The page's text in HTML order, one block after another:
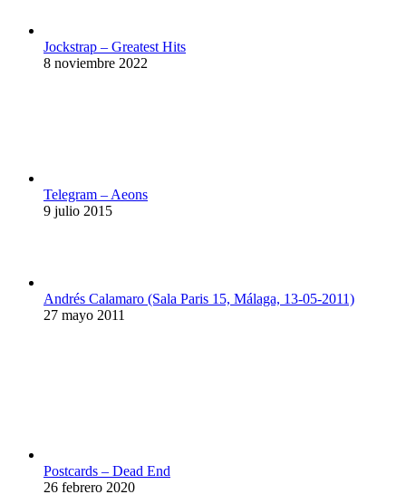
Jockstrap – Greatest Hits
8 noviembre 2022
Telegram – Aeons
9 julio 2015
Andrés Calamaro (Sala Paris 15, Málaga, 13-05-2011)
27 mayo 2011
Postcards – Dead End
26 febrero 2020